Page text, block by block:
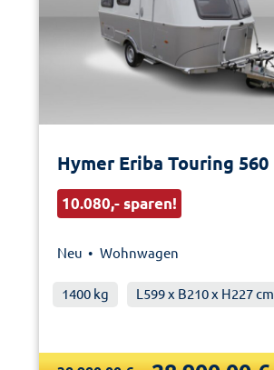
Hymer Eriba Touring 560
10.080,- sparen!
Neu • Wohnwagen
1400 kg L599 x B210 x H227 cm